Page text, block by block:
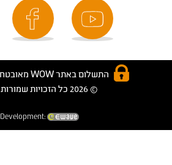
התשלום באתר WOW מאובטח בטכנולוגית SSL
© 2026 כל הזכויות שמורות
Development: